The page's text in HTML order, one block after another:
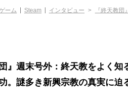
ーム Steam インタビュー
『終天教
団』週末号外：終天教をよく知
。謎多き新興宗教の真実に迫